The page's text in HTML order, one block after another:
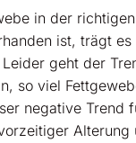
in der
ist, trägt
geht der
so viel
negative Trend
Alterung